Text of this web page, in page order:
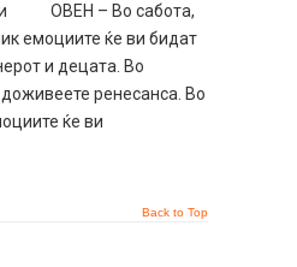
ОВЕН – Во сабота,
емоциите ќе ви бидат
и децата. Во
ренесанса. Во
ќе ви
Back to Top